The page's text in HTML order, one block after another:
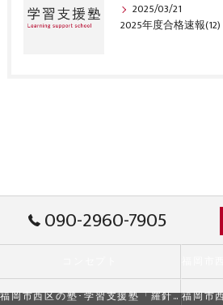
2025/03/21
2025年度合格速報
090-2960-7905
福岡市西区の塾･学習支援塾「羅針盤」の評判